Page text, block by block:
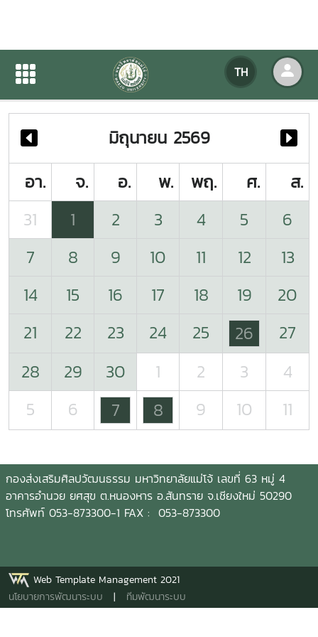
TH
ปฏิทินกิจกรรมของหน่วยงาน
ปฏิทินกิจกรรมของหน่วยงาน
มิถุนายน 2569
อา.
จ. อ. พ. พฤ. ศ.
ส.
31
1 2 3 4 5
6
7
8 9 10 11 12
13
14
15 16 17 18 19
20
21
22 23 24 25 26
27
28
29 30 1 2 3
4
5
6 7 8 9 10 11
กองส่งเสริมศิลปวัฒนธรรม มหาวิทยาลัยแม่โจ้ เลขที่ 63 หมู่ 4
อาคารอำนวย ยศสุข ต.หนองหาร อ.สันทราย จ.เชียงใหม่ 50290
โทรศัพท์ 053-873300-1 FAX : 053-873300
Web Template Management 2021
นโยบายการพัฒนาระบบ | ทีมพัฒนาระบบ